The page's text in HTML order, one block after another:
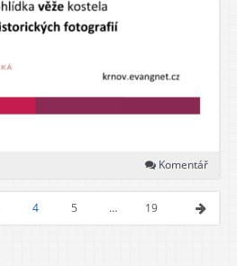
Komentář
4 5 … 19